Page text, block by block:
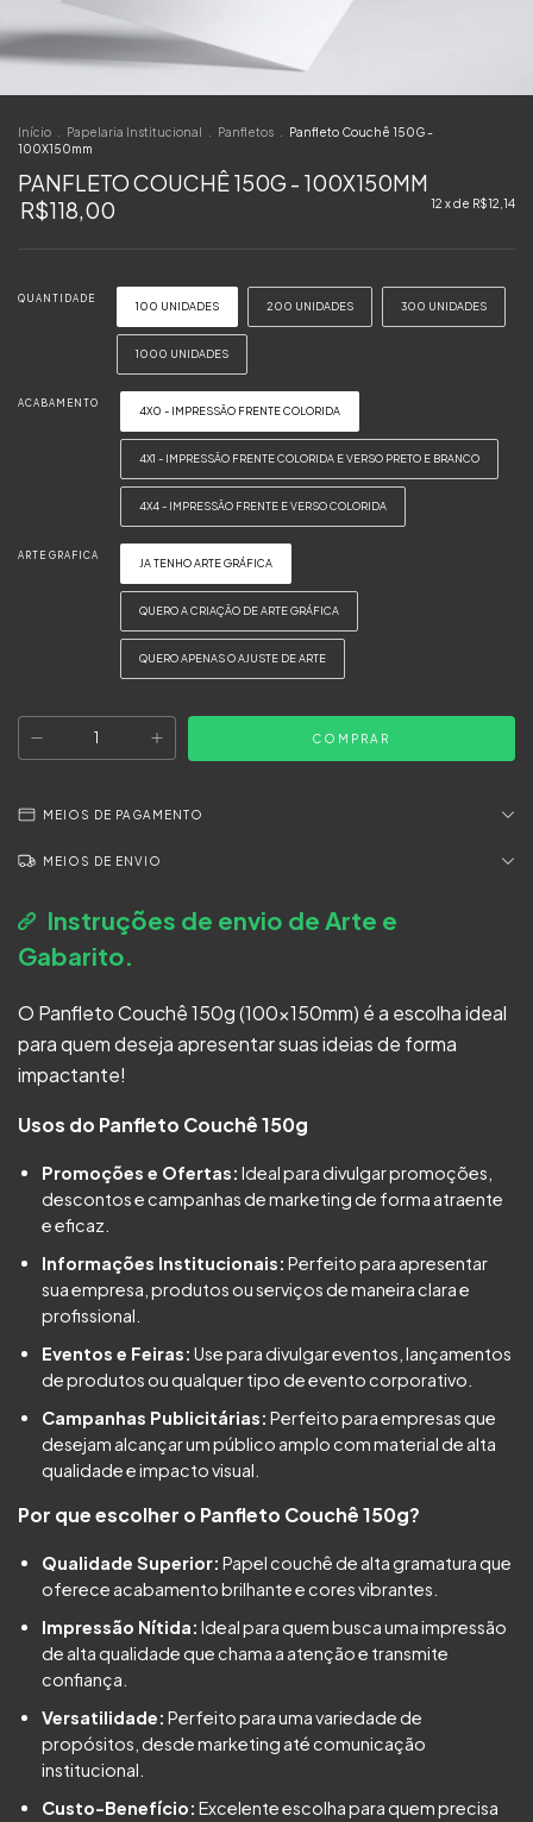
Início Papelaria Institucional Panfletos
Panfleto Couchê 150G -
100X150mm
PANFLETO COUCHÊ 150G - 100X150MM
R$118,00
12 x de R$12,14
QUANTIDADE
100 UNIDADES 200 UNIDADES 300 UNIDADES
1000 UNIDADES
ACABAMENTO
4X0 - IMPRESSÃO FRENTE COLORIDA
4X1 - IMPRESSÃO FRENTE COLORIDA E VERSO PRETO E BRANCO
4X4 - IMPRESSÃO FRENTE E VERSO COLORIDA
ARTE GRAFICA
JA TENHO ARTE GRÁFICA
QUERO A CRIAÇÃO DE ARTE GRÁFICA
QUERO APENAS O AJUSTE DE ARTE
MEIOS DE PAGAMENTO
MEIOS DE ENVIO
Instruções de envio de Arte e
Gabarito.
O Panfleto Couchê 150g (100x150mm) é a escolha ideal
para quem deseja apresentar suas ideias de forma
impactante!
Usos do Panfleto Couchê 150g
Promoções e Ofertas: Ideal para divulgar promoções,
descontos e campanhas de marketing de forma atraente
e eficaz.
Informações Institucionais: Perfeito para apresentar
sua empresa, produtos ou serviços de maneira clara e
profissional.
Eventos e Feiras: Use para divulgar eventos, lançamentos
de produtos ou qualquer tipo de evento corporativo.
Campanhas Publicitárias: Perfeito para empresas que
desejam alcançar um público amplo com material de alta
qualidade e impacto visual.
Por que escolher o Panfleto Couchê 150g?
Qualidade Superior: Papel couchê de alta gramatura que
oferece acabamento brilhante e cores vibrantes.
Impressão Nítida: Ideal para quem busca uma impressão
de alta qualidade que chama a atenção e transmite
confiança.
Versatilidade: Perfeito para uma variedade de
propósitos, desde marketing até comunicação
institucional.
Custo-Benefício: Excelente escolha para quem precisa